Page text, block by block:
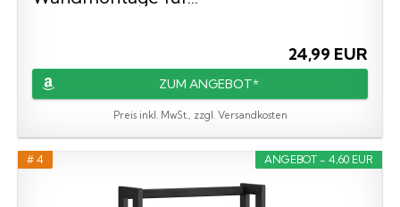
24,99 EUR
ZUM ANGEBOT*
Preis inkl. MwSt., zzgl. Versandkosten
ANGEBOT - 4,60 EUR
# 4